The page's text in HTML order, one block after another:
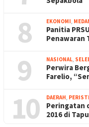
8 EKONOMI
Panitia
Penawaran
9 NASIONAL
Perwira
Farelio,
10 DAERAH
Peringatan
2016 di